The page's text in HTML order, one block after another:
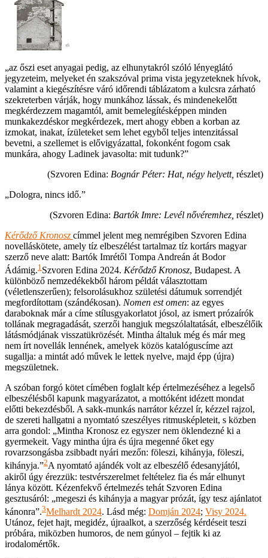
„az őszi eset anyagai pedig, az elhunytakról szóló lényeglátó
jegyzeteim, melyeket én szakszóval prima vista jegyzeteknek hívok,
valamint a kiegészítésre váró időrendi táblázatom a kulcsra zárható
szekreterben várják, hogy munkához lássak, és mindenekelőtt
megkérdezzem magamtól, amit bemelegítésképpen minden
munkakezdéskor megkérdezek, mert ahogy ebben a korban az
izmokat, inakat, ízületeket sem lehet egyből teljes intenzitással
bevetni, a szellemet is elővigyázattal, fokonként fogom csak
munkára, ahogy Ladinek javasolta: mit tudunk?”
(Szvoren Edina: Bognár Péter: Hat, négy helyett, részlet)
„Dologra, nincs idő.”
(Szvoren Edina: Bartók Imre: Levél nővéremhez, részlet)
Kérődző Kronosz címmel jelent meg nemrégiben Szvoren Edina
novelláskötete, amely tíz elbeszélést tartalmaz tíz kortárs magyar
szerző neve alatt: Bartók Imrétől Tompa Andreán át Bodor
Ádámig.1Szvoren Edina 2024. Kérődző Kronosz, Budapest. A
különböző nemzedékekből három példát választottam
(véletlenszerűen); felsorolásukhoz születési dátumuk sorrendjét
megfordítottam (szándékosan). Nomen est omen: az egyes
daraboknak már a címe stílusgyakorlatot jósol, az ismert prózaírók
tollának megragadását, szerzői hangjuk megszólaltatását, elbeszélőik
látásmódjának visszatükrözését. Mintha általuk még és már meg
nem írt novellák lennének, amelyek közös katalóguscíme azt
sugallja: a mintát adó művek le lettek nyelve, majd épp (újra)
megszületnek.
A szóban forgó kötet címében foglalt kép értelmezéséhez a legelső
elbeszélésből kapunk magyarázatot, a mottóként idézett mondat
előtti bekezdésből. A sakk-munkás narrátor kézzel ír, kézzel rajzol,
de szereti hallgatni a nyomtató szeszélyes ritmusképleteit, s közben
arra gondol: „Mintha Kronosz ez egyszer nem öklendezné ki a
gyermekeit. Vagy mintha újra és újra megenné őket egy
rovarzsongásba zsibbadt nyári mezőn: föleszi, kihányja, föleszi,
kihányja.”2A nyomtató ajándék volt az elbeszélő édesanyjától,
akiről úgy érezzük: testvérszerelmet feltételez fia és már elhunyt
lánya között. Kézenfekvő értelmezés tehát Szvoren Edina
gesztusáról: „megeszi és kihányja a magyar prózát, így tesz ajánlatot
kánonra”.3Melhardt 2024. Lásd még: Domján 2024; Visy 2024.
Utánoz, fejet hajt, megidéz, újraalkot, a szerzőség kérdéseit teszi
próbára, miközben humoros, de nem gúnyol – fejtik ki az
irodalomértők.